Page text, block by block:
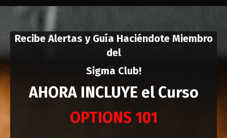
Recibe Alertas y Guía Haciéndote Miembro
del
Sigma Club!
AHORA INCLUYE el Curso
OPTIONS 101